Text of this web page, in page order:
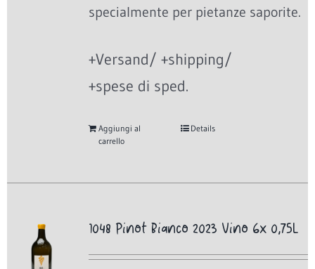
specialmente per pietanze saporite.
+Versand/ +shipping/
+spese di sped.
Aggiungi al
carrello
Details
1048 Pinot Bianco 2023 Vino 6x 0,75L